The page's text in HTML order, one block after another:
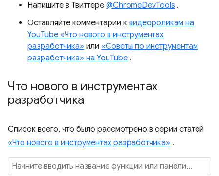
Напишите в Твиттере @ChromeDevTools .
Оставляйте комментарии к видеороликам на
YouTube «Что нового в инструментах
разработчика» или «Советы по инструментам
разработчика» на YouTube .
Что нового в инструментах
разработчика
Список всего, что было рассмотрено в серии статей
«Что нового в инструментах разработчика» .